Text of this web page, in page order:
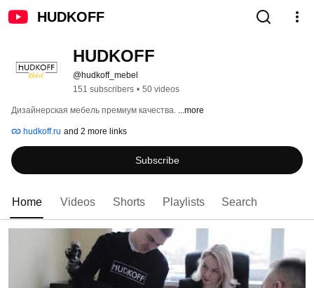
HUDKOFF
HUDKOFF
@hudkoff_mebel
151 subscribers • 50 videos
Дизайнерская мебель премиум качества. ...more
hudkoff.ru and 2 more links
Subscribe
Home Videos Shorts Playlists Search